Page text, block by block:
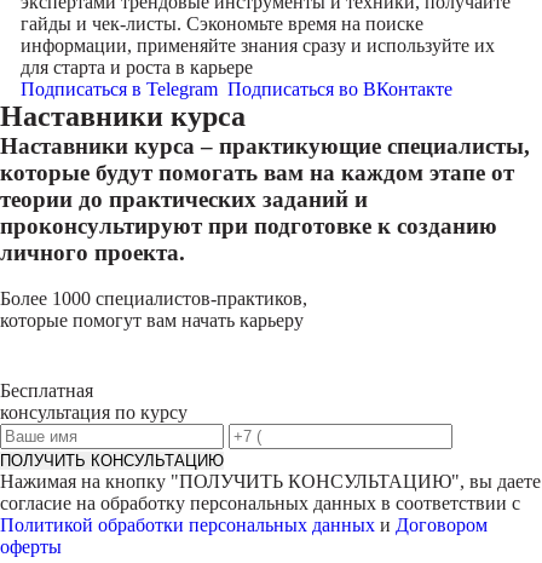
гайды и чек-листы. Сэкономьте время на поиске
информации, применяйте знания сразу и используйте их
для старта и роста в карьере
Подписаться в Telegram Подписаться во ВКонтакте
Наставники курса
Наставники курса – практикующие специалисты,
которые будут помогать вам на каждом этапе от
теории до практических заданий и
проконсультируют при подготовке к созданию
личного проекта.
Более 1000 специалистов-практиков,
которые помогут вам начать карьеру
Бесплатная
консультация по курсу
ПОЛУЧИТЬ КОНСУЛЬТАЦИЮ
Нажимая на кнопку "ПОЛУЧИТЬ КОНСУЛЬТАЦИЮ", вы даете
согласие на обработку персональных данных в соответствии с
Политикой обработки персональных данных и Договором
оферты